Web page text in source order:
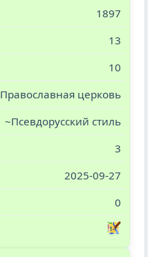
1897
13
10
Православная церковь
~Псевдорусский стиль
3
2025-09-27
0